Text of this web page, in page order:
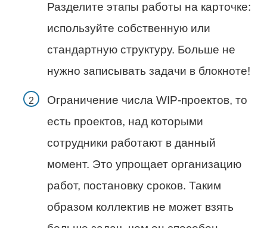
Разделите этапы работы на карточке:
используйте собственную или
стандартную структуру. Больше не
нужно записывать задачи в блокноте!
Ограничение числа WIP-проектов, то
есть проектов, над которыми
сотрудники работают в данный
момент. Это упрощает организацию
работ, постановку сроков. Таким
образом коллектив не может взять